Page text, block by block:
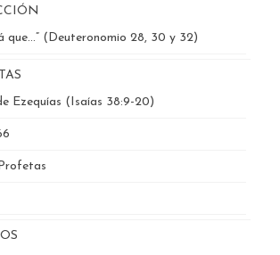
que…” (Deuteronomio 28, 30 y 32)
Ezequías (Isaías 38:9-20)